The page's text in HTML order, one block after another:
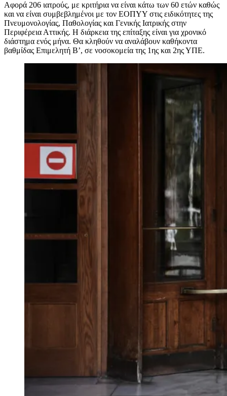
Αφορά 206 ιατρούς, με κριτήρια να είναι κάτω των 60 ετών καθώς
και να είναι συμβεβλημένοι με τον ΕΟΠΥΥ στις ειδικότητες της
Πνευμονολογίας, Παθολογίας και Γενικής Ιατρικής στην
Περιφέρεια Αττικής. Η διάρκεια της επίταξης είναι για χρονικό
διάστημα ενός μήνα. Θα κληθούν να αναλάβουν καθήκοντα
βαθμίδας Επιμελητή Β’, σε νοσοκομεία της 1ης και 2ης ΥΠΕ.